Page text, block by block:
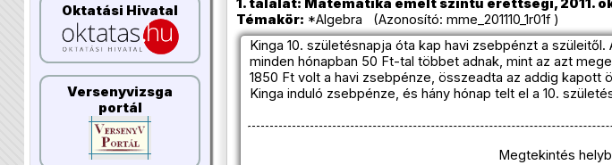
Oktatási Hivatal
Versenyvizsga
portál
1. találat: Matematika emelt szintű érettségi, 2011.
Témakör: *Algebra (Azonosító: mme_201110_1r01f )
Kinga 10. születésnapja óta kap havi zsebpénzt a
minden hónapban 50 Ft-tal többet adnak, mint az azt
1850 Ft volt a havi zsebpénze, összeadta az addig
Kinga induló zsebpénze, és hány hónap telt el a 10.
Megtekintés